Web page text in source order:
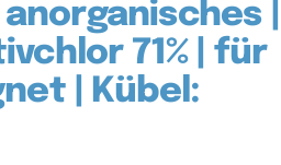
|
71% | für
| Kübel: